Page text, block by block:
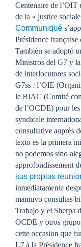
Centenaire de l’OIT
de la » justice
Communiqué
Présidence
También se adoptó
Ministros del G7 y
de interlocutores
G7ss : l’OIE
le BIAC (Comité
de l’OCDE) pour
syndicale
consultative auprès
texto es la primera
no podemos sino
approfondissement
sus propias
inmediatamente
mantuvo consultas
Trabajo y el Sherpa
OCDE y otros
cette occasion que
L7 à la Présidence